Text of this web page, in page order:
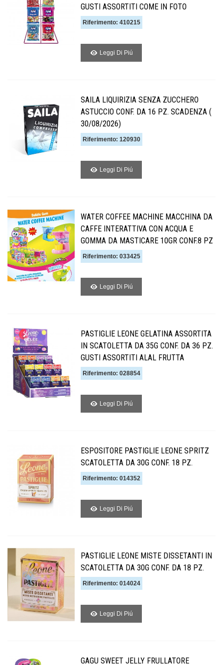
GUSTI ASSORTITI COME IN FOTO
Riferimento: 410215
Leggi Di Piú
SAILA LIQUIRIZIA SENZA ZUCCHERO
ASTUCCIO CONF. DA 16 PZ. SCADENZA (
30/08/2026)
Riferimento: 120930
Leggi Di Piú
WATER COFFEE MACHINE MACCHINA DA
CAFFE INTERATTIVA CON ACQUA E
GOMMA DA MASTICARE 10GR CONF.8 PZ
Riferimento: 033425
Leggi Di Piú
PASTIGLIE LEONE GELATINA ASSORTITA
IN SCATOLETTA DA 35G CONF. DA 36 PZ.
GUSTI ASSORTITI ALAL FRUTTA
Riferimento: 028854
Leggi Di Piú
ESPOSITORE PASTIGLIE LEONE SPRITZ
SCATOLETTA DA 30G CONF. 18 PZ.
Riferimento: 014352
Leggi Di Piú
PASTIGLIE LEONE MISTE DISSETANTI IN
SCATOLETTA DA 30G CONF. DA 18 PZ.
Riferimento: 014024
Leggi Di Piú
GAGU SWEET JELLY FRULLATORE